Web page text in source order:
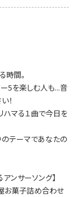
ちそうさまです】
将食堂。
ます。
合った日、会社に
など...
をお送りします！
ゼント差し上げま
時間。
5を楽しむ人も...音
！
ハマる１曲で今日を
テーマであなたの
ンサーソング】
お菓子詰め合わせ